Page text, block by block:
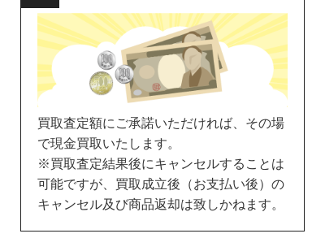
買取査定額にご承諾いただければ、その場
で現金買取いたします。
※買取査定結果後にキャンセルすることは
可能ですが、買取成立後（お支払い後）の
キャンセル及び商品返却は致しかねます。